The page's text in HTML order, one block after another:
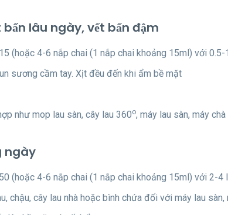
lâu ngày, vết bẩn đậm
(hoặc 4-6 nắp chai (1 nắp chai khoảng 15ml) với
sương cầm tay. Xịt đều đến khi ẩm bề mặt
như mop lau sàn, cây lau 360o, máy lau sàn, máy
ngày
(hoặc 4-6 nắp chai (1 nắp chai khoảng 15ml) với 2-4
chậu, cây lau nhà hoặc bình chứa đối với máy lau sàn,